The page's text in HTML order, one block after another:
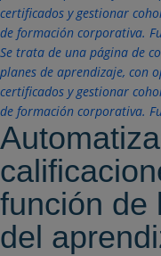
Se trata de una página de
planes de aprendizaje, con
certificados y gestionar
de formación corporativa.
función de
del